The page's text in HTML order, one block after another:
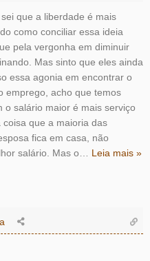
que a liberdade é mais
como conciliar essa ideia
pela vergonha em diminuir
Mas sinto que eles ainda
essa agonia em encontrar o
emprego, acho que temos
o salário maior é mais serviço
que a maioria das
fica em casa, não
salário. Mas o… Leia mais »